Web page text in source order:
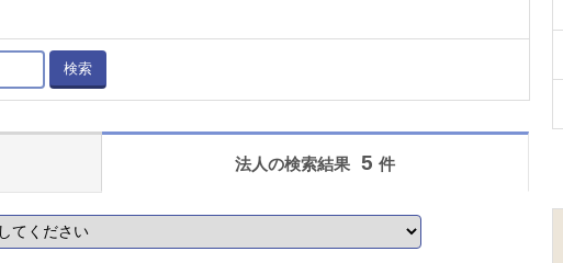
検索
法人の検索結果 5 件